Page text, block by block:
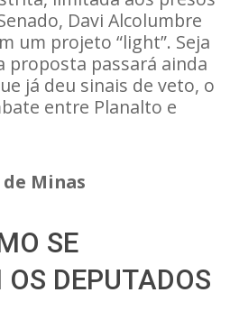
Davi Alcolumbre
um projeto “light”. Seja
proposta passará ainda
já deu sinais de veto, o
entre Planalto e
Minas
SE
DEPUTADOS